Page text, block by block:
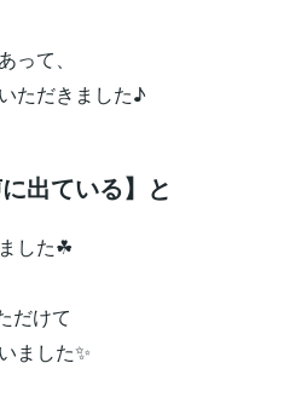
って、
ただきました♪
出ている】 と
した☘
だけて
ました✨